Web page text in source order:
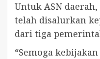
Untuk ASN
telah disalurkan
dari tiga
“Semoga